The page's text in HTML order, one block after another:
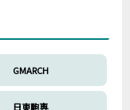
GMARCH
日東駒専